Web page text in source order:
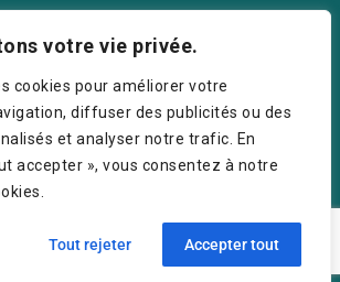
votre vie privée.
cookies pour améliorer votre
diffuser des publicités ou des
et analyser notre trafic. En
accepter », vous consentez à notre
Tout rejeter Accepter tout
étage), Luxembourg
© 2026. Tous droits réservés.